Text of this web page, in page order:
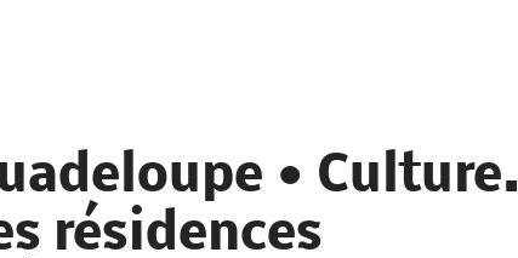
• Culture.
résidences